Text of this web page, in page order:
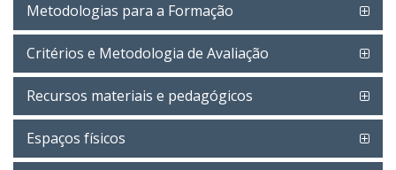
Metodologias para a Formação
Critérios e Metodologia de Avaliação
Recursos materiais e pedagógicos
Espaços físicos